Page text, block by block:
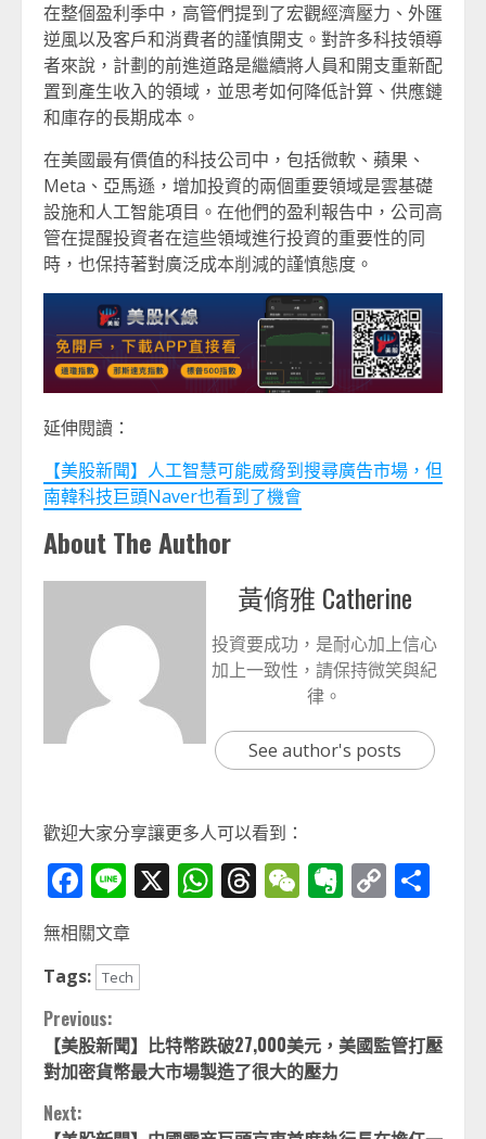
在整個盈利季中，高管們提到了宏觀經濟壓力、外匯
逆風以及客戶和消費者的謹慎開支。對許多科技領導
者來說，計劃的前進道路是繼續將人員和開支重新配
置到產生收入的領域，並思考如何降低計算、供應鏈
和庫存的長期成本。
在美國最有價值的科技公司中，包括微軟、蘋果、
Meta、亞馬遜，增加投資的兩個重要領域是雲基礎
設施和人工智能項目。在他們的盈利報告中，公司高
管在提醒投資者在這些領域進行投資的重要性的同
時，也保持著對廣泛成本削減的謹慎態度。
延伸閱讀：
【美股新聞】人工智慧可能威脅到搜尋廣告市場，但
南韓科技巨頭Naver也看到了機會
About The Author
黃脩雅 Catherine
投資要成功，是耐心加上信心
加上一致性，請保持微笑與紀
律。
See author's posts
歡迎大家分享讓更多人可以看到：
Facebook
Line
X WhatsApp
Threads
WeChat
Evernote
Copy
無相關文章
Tags: Tech
Continue
Reading
Previous:
【美股新聞】比特幣跌破27,000美元，美國監管打壓
對加密貨幣最大市場製造了很大的壓力
Next: